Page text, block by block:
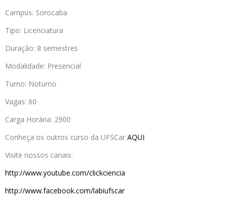
Campus: Sorocaba
Tipo: Licenciatura
Duração: 8 semestres
Modalidade: Presencial
Turno: Noturno
Vagas: 60
Carga Horária: 2900
Conheça os outros curso da UFSCar AQUI
Visite nossos canais:
http://www.youtube.com/clickciencia
http://www.facebook.com/labiufscar